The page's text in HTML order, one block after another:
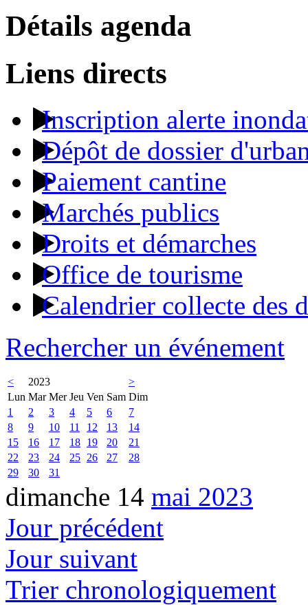
Détails agenda
Liens directs
Inscription alerte
Dépôt de dossier
Paiement cantine
Marchés publics
Droits et démarches
Office de tourisme
Calendrier collecte des
Rechercher un événement
< 2023
>
Lun Mar Mer Jeu Ven Sam Dim
1
2 3 4 5 6
7
8
9 10 11 12 13
14
15
16 17 18 19 20
21
22
23 24 25 26 27
28
29
30 31
dimanche 14 mai 2023
Jour précédent
Jour suivant
Trier chronologiquement